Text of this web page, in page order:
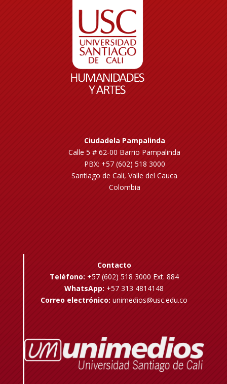
Ciudadela Pampalinda
Calle 5 # 62-00 Barrio Pampalinda
PBX: +57 (602) 518 3000
Santiago de Cali, Valle del Cauca
Colombia
Contacto
Teléfono: +57 (602) 518 3000 Ext. 884
WhatsApp: +57 313 4814148
Correo electrónico: unimedios@usc.edu.co